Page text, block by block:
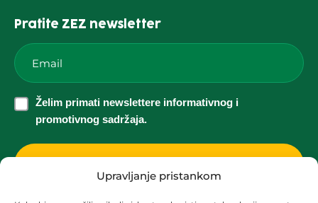
Upravljanje pristankom
Pratite ZEZ newsletter
Email
*
Želim
primati
informativnog
Želim primati newslettere informativnog i
promotivnog sadržaja.